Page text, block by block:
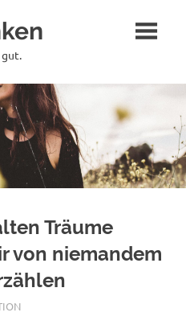
gut.
Träume
von niemandem